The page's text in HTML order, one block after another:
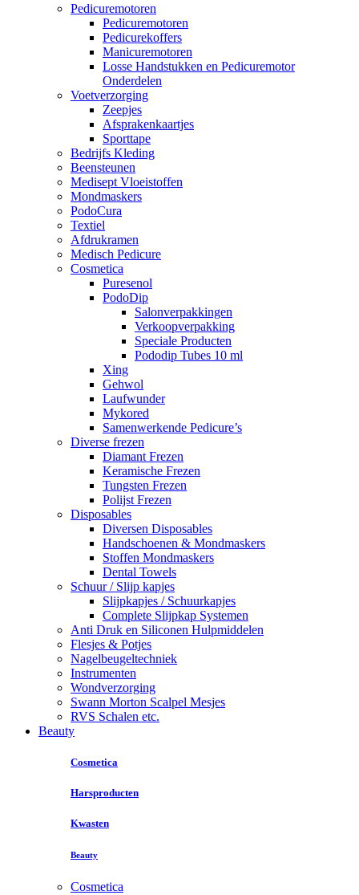
Pedicuremotoren
Pedicuremotoren
Pedicurekoffers
Manicuremotoren
Losse Handstukken en Pedicuremotor
Onderdelen
Voetverzorging
Zeepjes
Afsprakenkaartjes
Sporttape
Bedrijfs Kleding
Beensteunen
Medisept Vloeistoffen
Mondmaskers
PodoCura
Textiel
Afdrukramen
Medisch Pedicure
Cosmetica
Puresenol
PodoDip
Salonverpakkingen
Verkoopverpakking
Speciale Producten
Pododip Tubes 10 ml
Xing
Gehwol
Laufwunder
Mykored
Samenwerkende Pedicure’s
Diverse frezen
Diamant Frezen
Keramische Frezen
Tungsten Frezen
Polijst Frezen
Disposables
Diversen Disposables
Handschoenen & Mondmaskers
Stoffen Mondmaskers
Dental Towels
Schuur / Slijp kapjes
Slijpkapjes / Schuurkapjes
Complete Slijpkap Systemen
Anti Druk en Siliconen Hulpmiddelen
Flesjes & Potjes
Nagelbeugeltechniek
Instrumenten
Wondverzorging
Swann Morton Scalpel Mesjes
RVS Schalen etc.
Beauty
Cosmetica
Harsproducten
Kwasten
Beauty
Cosmetica